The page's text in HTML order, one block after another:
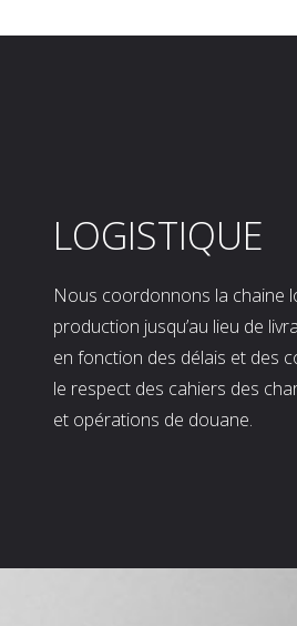
LOGISTIQUE
Nous coordonnons la chaine
production jusqu’au lieu de
en fonction des délais et des
le respect des cahiers des
et opérations de douane.